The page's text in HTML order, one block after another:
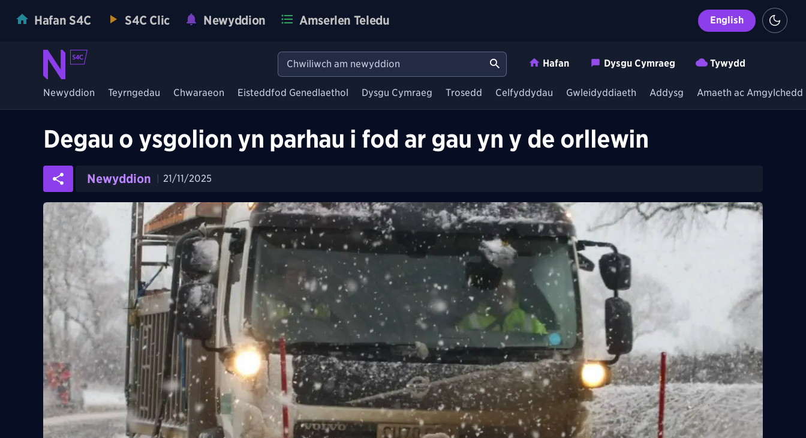
Hafan S4C S4C Clic Newyddion Amserlen Teledu English
Hafan Dysgu Cymraeg Tywydd
Newyddion Teyrngedau Chwaraeon Eisteddfod Genedlaethol Dysgu Cymraeg Trosedd Celfyddydau Gwleidyddiaeth Addysg Amaeth ac Amgylchedd
Degau o ysgolion yn parhau i fod ar gau yn y de orllewin
Newyddion 21/11/2025